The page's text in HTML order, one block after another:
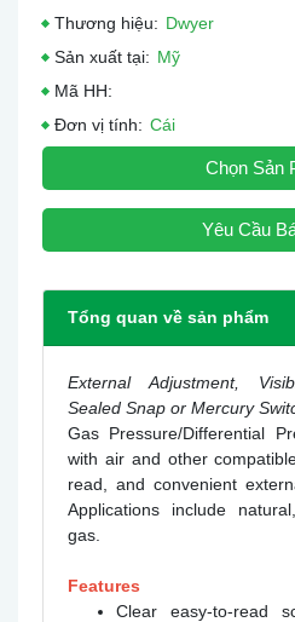
Thương hiệu: Dwyer
Sản xuất tại: Mỹ
Mã HH:
Đơn vị tính: Cái
Chọn Sản
Yêu Cầu
Tổng quan về sản phẩm
External Adjustment,
Sealed Snap or Mercury
Gas Pressure/Differential
with air and other
read, and convenient
Applications include
gas.
Features
Clear easy-to-read